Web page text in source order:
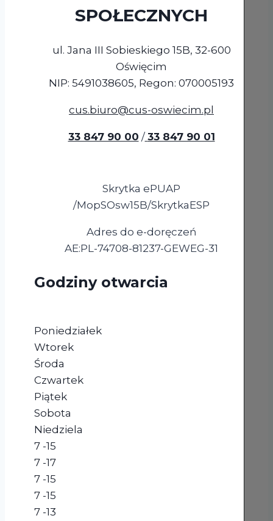
SPOŁECZNYCH
ul. Jana III Sobieskiego 15B, 32-600
Oświęcim
NIP: 5491038605, Regon: 070005193
cus.biuro@cus-oswiecim.pl
33 847 90 00 / 33 847 90 01
Skrytka ePUAP
/MopSOsw15B/SkrytkaESP
Adres do e-doręczeń
AE:PL-74708-81237-GEWEG-31
Godziny otwarcia
Poniedziałek
Wtorek
Środa
Czwartek
Piątek
Sobota
Niedziela
7 -15
7 -17
7 -15
7 -15
7 -13